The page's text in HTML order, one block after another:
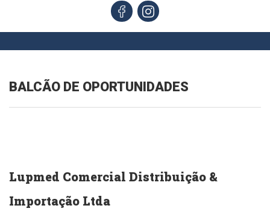
BALCÃO DE OPORTUNIDADES
Lupmed Comercial Distribuição &
Importação Ltda